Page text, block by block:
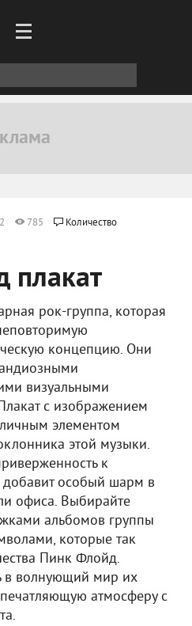
785
Количество
плакат
рок-группа, которая
концепцию. Они
визуальными
с изображением
элементом
этой музыки.
к
добавит особый шарм в
офиса. Выбирайте
альбомов группы
которые так
Пинк Флойд.
в волнующий мир их
атмосферу с